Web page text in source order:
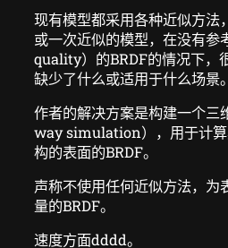
现有模型都采用各种近似方法
或一次近似的模型，在没有参
quality）的BRDF的情况下，
缺少了什么或适用于什么场景。
作者的解决方案是构建一个三
way simulation），用于计算
构的表面的BRDF。
声称不使用任何近似方法，为
量的BRDF。
速度方面dddd。